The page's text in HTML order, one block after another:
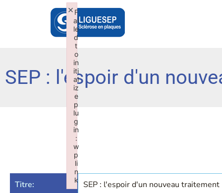
SEP : l'espoir d'un
Titre: SEP : l'espoir d'un nouveau traitement
F
ai
le
d
t
o
in
iti
al
iz
e
p
lu
g
in
:
w
p
li
n
k
×
Failed to initialize plugin: wplink